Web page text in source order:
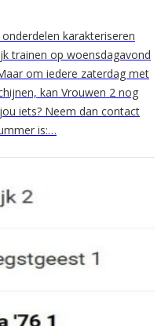
karakteriseren
trainen op woensdagavond
om iedere zaterdag met
kan Vrouwen 2 nog
iets? Neem dan contact
is:…